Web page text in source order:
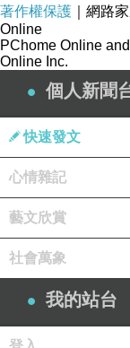
著作權保護 ｜網路
Online
PChome Online
Online Inc.
個人新聞
快速發文
心情雜記
藝文欣賞
社會萬象
我的站台